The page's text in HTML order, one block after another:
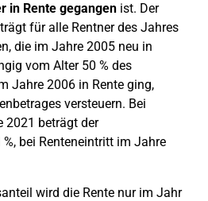
in Rente gegangen ist. Der
für alle Rentner des Jahres
die im Jahre 2005 neu in
vom Alter 50 % des
Jahre 2006 in Rente ging,
versteuern. Bei
2021 beträgt der
bei Renteneintritt im Jahre
wird die Rente nur im Jahr